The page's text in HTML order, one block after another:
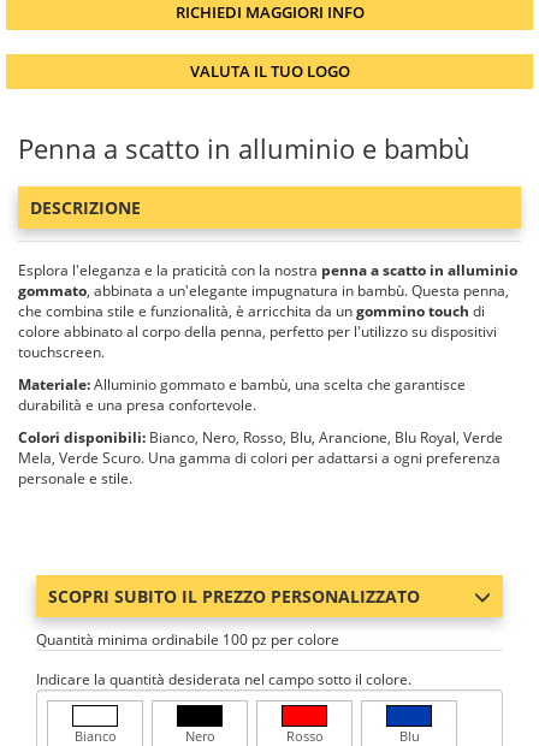
RICHIEDI MAGGIORI INFO
VALUTA IL TUO LOGO
Penna a scatto in alluminio e bambù
DESCRIZIONE
Esplora l'eleganza e la praticità con la nostra penna a scatto in alluminio
gommato, abbinata a un'elegante impugnatura in bambù. Questa penna,
che combina stile e funzionalità, è arricchita da ungommino touch di
colore abbinato al corpo della penna, perfetto per l'utilizzo su dispositivi
touchscreen.
Materiale:Alluminio gommato e bambù, una scelta che garantisce
durabilità e una presa confortevole.
Colori disponibili: Bianco, Nero, Rosso, Blu, Arancione, Blu Royal, Verde
Mela, Verde Scuro. Una gamma di colori per adattarsi a ogni preferenza
personale e stile.
SCOPRI SUBITO IL PREZZO PERSONALIZZATO
Quantità minima ordinabile 100 pz per colore
Indicare la quantità desiderata nel campo sotto il colore.
Bianco Nero Rosso Blu